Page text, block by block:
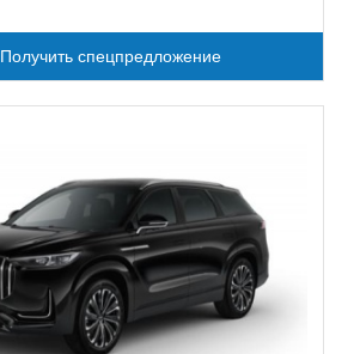
Получить спецпредложение